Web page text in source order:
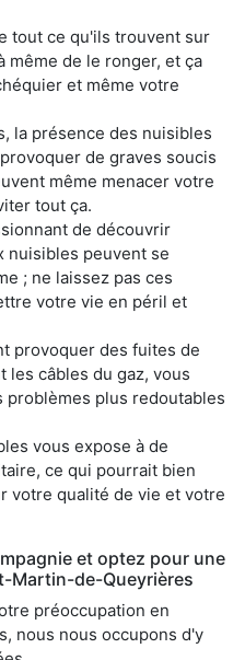
tout ce qu'ils trouvent sur
même de le ronger, et ça
et même votre
la présence des nuisibles
de graves soucis
même menacer votre
tout ça.
de découvrir
nuisibles peuvent se
; ne laissez pas ces
votre vie en péril et
provoquer des fuites de
les câbles du gaz, vous
problèmes plus redoutables
vous expose à de
ce qui pourrait bien
votre qualité de vie et votre
et optez pour une
Martin-de-Queyrières
préoccupation en
nous nous occupons d'y